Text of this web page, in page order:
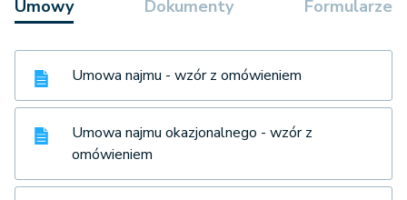
Umowy Dokumenty Formularze
Umowa najmu - wzór z omówieniem
Umowa najmu okazjonalnego - wzór z
omówieniem